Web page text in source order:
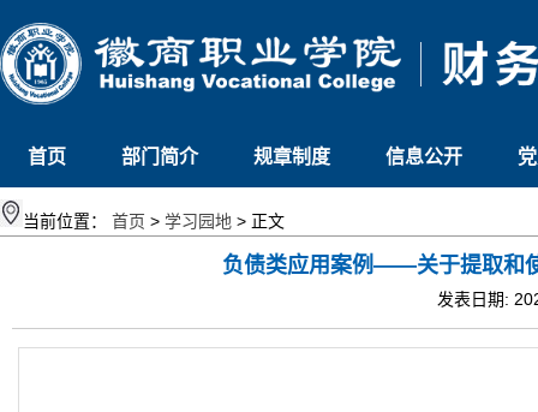
首页 部门简介 规章制度 信息公开
当前位置： 首页 > 学习园地 > 正文
负债类应用案例——关于提取和
发表日期: